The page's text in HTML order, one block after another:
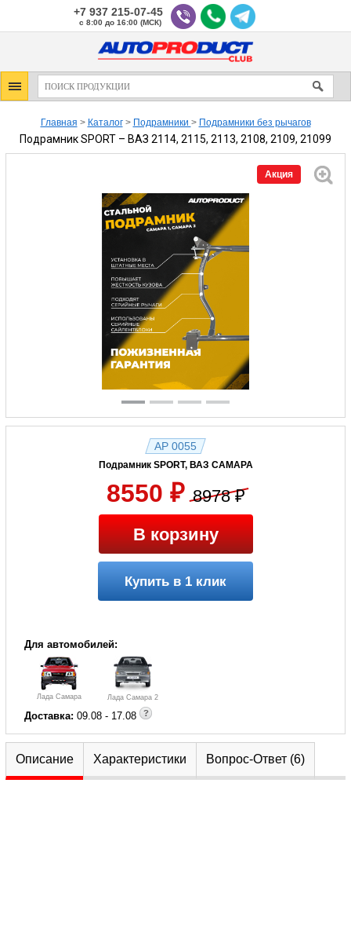
+7 937 215-07-45
с 8:00 до 16:00 (МСК)
Главная > Каталог> Подрамники > Подрамники без рычагов
Подрамник SPORT – ВАЗ 2114, 2115, 2113, 2108, 2109, 21099
Акция
AP 0055
Подрамник SPORT, ВАЗ САМАРА
8550 ₽ 8978 ₽
В корзину
Купить в 1 клик
Для автомобилей:
Лада Самара Лада Самара 2
Доставка: 09.08 - 17.08
Описание Характеристики Вопрос-Ответ (6)